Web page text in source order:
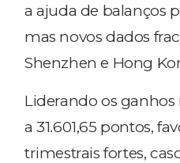
a ajuda de balanços
mas novos dados
Shenzhen e Hong
Liderando os ganhos
a 31.601,65 pontos,
trimestrais fortes,